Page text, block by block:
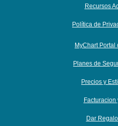
Recursos
Política de
MyChart Portal
Planes de
Precios y
Facturacion
Dar